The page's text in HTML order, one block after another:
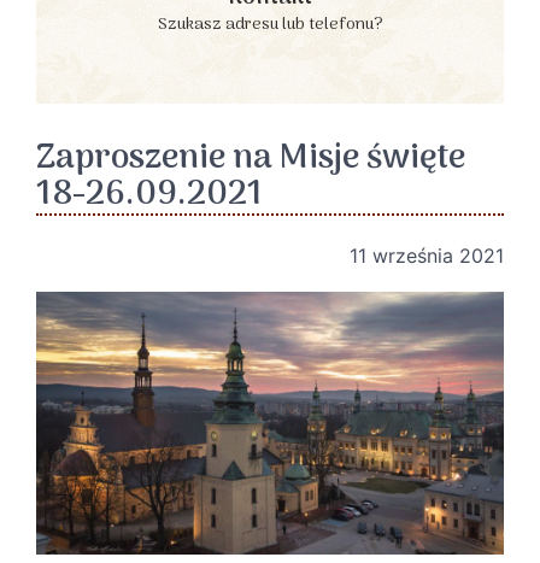
Szukasz adresu lub telefonu?
Zaproszenie na Misje święte
18-26.09.2021
11 września 2021